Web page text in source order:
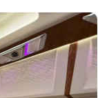
du lịch biển ngày
tín sẽ giúp chuyến